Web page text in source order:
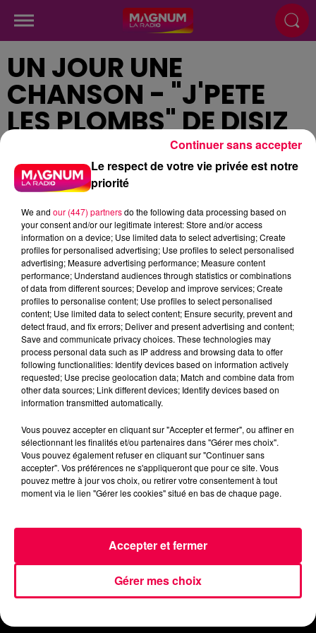
UN JOUR UNE
CHANSON - "J'PETE
LES PLOMBS" DE DISIZ
podcasts/2024/03/Un-jour-une-chanson-du-
vendredi-15-ma-rs.mp3
ACCUEIL INFOS
EMISSIONS
AGENDA
JEUX
PODCASTS
CINÉMA
DIRECT VIDÉO
MAGNUM 80
NOUS CONTACTER
Le respect de votre vie privée est notre
priorité
We and our (447) partnersdo the following data processing based on
your consent and/or our legitimate interest: Store and/or access
information on a device; Use limited data to select advertising; Create
profiles for personalised advertising; Use profiles to select personalised
advertising; Measure advertising performance; Measure content
performance; Understand audiences through statistics or combinations
of data from different sources; Develop and improve services; Create
profiles to personalise content; Use profiles to select personalised
content; Use limited data to select content; Ensure security, prevent and
detect fraud, and fix errors; Deliver and present advertising and content;
Save and communicate privacy choices. These technologies may
process personal data such as IP address and browsing data to offer
following functionalities: Identify devices based on information actively
requested; Use precise geolocation data; Match and combine data from
other data sources; Link different devices; Identify devices based on
information transmitted automatically.
Vous pouvez accepter en cliquant sur "Accepter et fermer", ou affiner en
sélectionnant les finalités et/ou partenaires dans "Gérer mes choix".
Vous pouvez également refuser en cliquant sur "Continuer sans
accepter". Vos préférences ne s'appliqueront que pour ce site. Vous
pouvez mettre à jour vos choix, ou retirer votre consentement à tout
moment via le lien "Gérer les cookies" situé en bas de chaque page.
Gérer mes choix
Accepter et fermer
Continuer sans accepter